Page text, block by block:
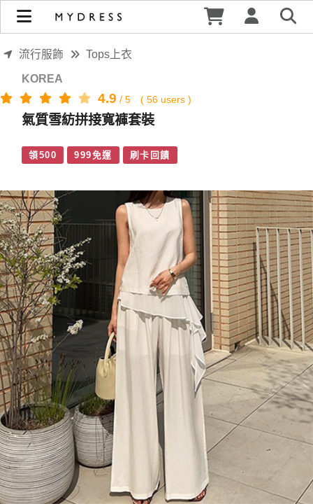
氣質雪紡拼接寬褲套裝 | MYDRESS 時裳韓風
流行服飾 Tops上衣
KOREA
4.9 / 5 ( 56 users )
氣質雪紡拼接寬褲套裝
領500 999免運 刷卡回饋